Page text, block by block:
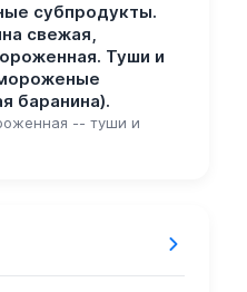
субпродукты.
свежая,
Туши и
баранина).
-- туши и